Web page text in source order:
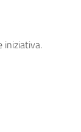
iniziativa.